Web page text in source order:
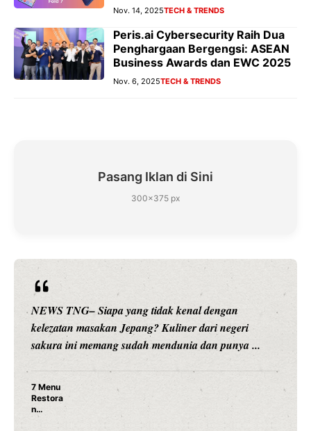
Nov. 14, 2025TECH & TRENDS
Peris.ai Cybersecurity Raih Dua
Penghargaan Bergengsi: ASEAN
Business Awards dan EWC 2025
Nov. 6, 2025TECH & TRENDS
Pasang Iklan di Sini
300×375 px
NEWS TNG– Siapa yang tidak kenal dengan
kelezatan masakan Jepang? Kuliner dari negeri
sakura ini memang sudah mendunia dan punya ...
7 Menu
Restora
n
Jepang